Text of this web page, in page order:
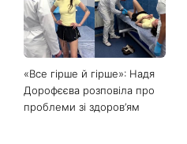
соцмереж: чому
мініспідниця з паєтками
підкорила Instagram